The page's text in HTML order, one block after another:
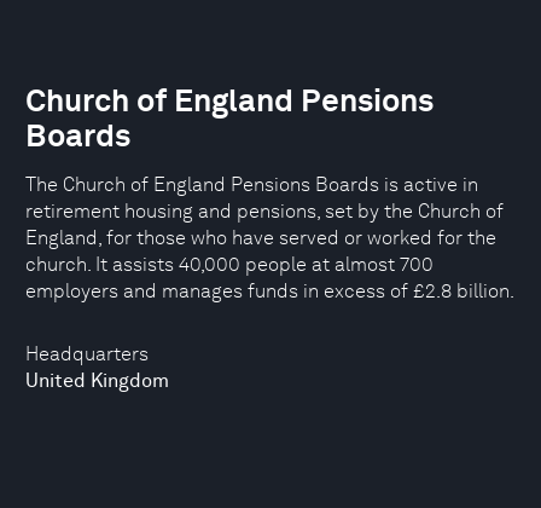
Headquarters
United Kingdom
Church of England Pensions
Boards
The Church of England Pensions Boards is active in
retirement housing and pensions, set by the Church of
England, for those who have served or worked for the
church. It assists 40,000 people at almost 700
employers and manages funds in excess of £2.8 billion.